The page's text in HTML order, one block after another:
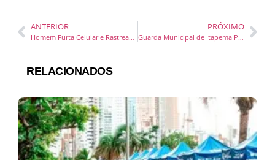
ANTERIOR
Homem Furta Celular e Rastreamento Ajuda na Prisão pela Guarda Municipal
PRÓXIMO
Guarda Municipal de Itapema Participa de Treinamento Sobre Retomada de Espaços Públicos
RELACIONADOS